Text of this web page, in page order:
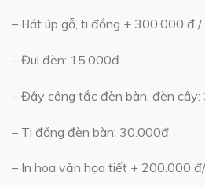
– Bát úp gỗ, ti đồng + 300.000 đ /
– Đui đèn: 15.000đ
– Đây công tắc đèn bàn, đèn
– Ti đồng đèn bàn: 30.000đ
– In hoa văn họa tiết + 200.000